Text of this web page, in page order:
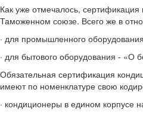
Как уже отмечалось,
Таможенном союзе. Всего же в
· для промышленного
· для бытового оборудования - «О
Обязательная сертификация
имеют по номенклатуре свою
· кондиционеры в едином корпусе